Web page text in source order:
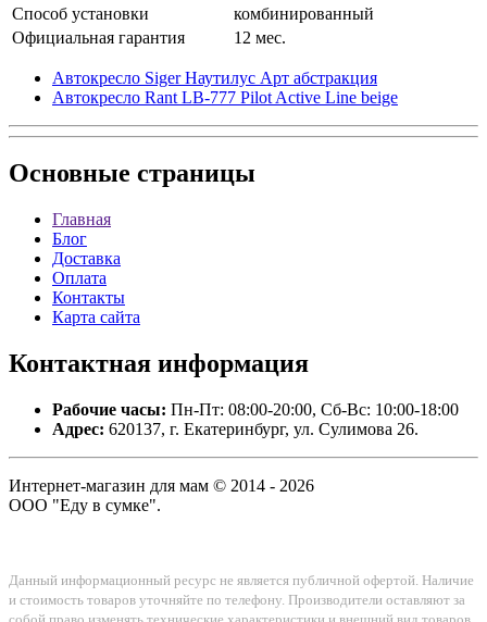
Способ установки
комбинированный
Официальная гарантия
12 мес.
Автокресло Siger Наутилус Арт абстракция
Автокресло Rant LB-777 Pilot Active Line beige
Основные страницы
Главная
Блог
Доставка
Оплата
Контакты
Карта сайта
Контактная информация
Рабочие часы: Пн-Пт: 08:00-20:00, Сб-Вс: 10:00-18:00
Адрес: 620137, г. Екатеринбург, ул. Сулимова 26.
Интернет-магазин для мам © 2014 - 2026
ООО "Еду в сумке".
Данный информационный ресурс не является публичной офертой. Наличие
и стоимость товаров уточняйте по телефону. Производители оставляют за